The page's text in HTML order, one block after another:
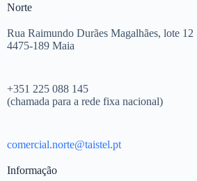
Norte
Rua Raimundo Durães Magalhães, lote 12
4475-189 Maia
+351 225 088 145
(chamada para a rede fixa nacional)
comercial.norte@taistel.pt
Informação